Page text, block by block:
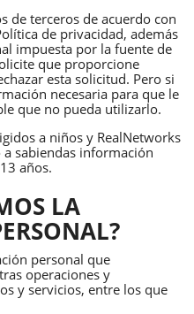
de terceros de acuerdo con
de privacidad, además
impuesta por la fuente de
que proporcione
esta solicitud. Pero si
necesaria para que le
que no pueda utilizarlo.
a niños y RealNetworks
sabiendas información
años.
LA
personal que
operaciones y
y servicios, entre los que